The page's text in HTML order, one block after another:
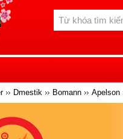
Dmestik Bomann Apelson